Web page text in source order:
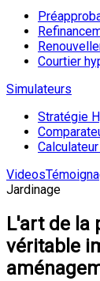
Courtier
Simulateurs
Stratégie
Videos
Jardinage
L'art de la
véritable